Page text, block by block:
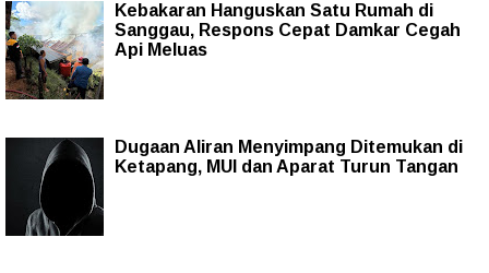
Kebakaran Hanguskan Satu Rumah di
Sanggau, Respons Cepat Damkar Cegah
Api Meluas
Dugaan Aliran Menyimpang Ditemukan di
Ketapang, MUI dan Aparat Turun Tangan